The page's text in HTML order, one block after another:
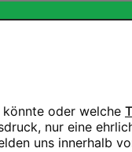
oder welche
nur eine
uns innerhalb